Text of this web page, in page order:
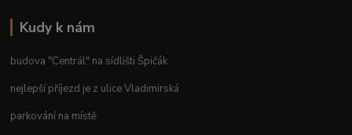
Kudy k nám
budova "Centrál" na sídlišti Špičák
nejlepší příjezd je z ulice Vladimirská
parkování na místě